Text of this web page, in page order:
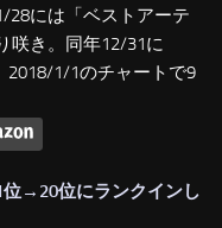
28には「ベストアーテ
咲き。同年12/31に
2018/1/1のチャートで9
位→20位にランクインし